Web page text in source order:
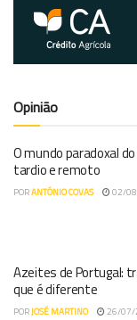
Opinião
O mundo paradoxal
tardio e remoto
PORANTÓNIO COVAS 02/
Azeites de Portugal:
que é diferente
PORJOSÉ MARTINO 26/07/